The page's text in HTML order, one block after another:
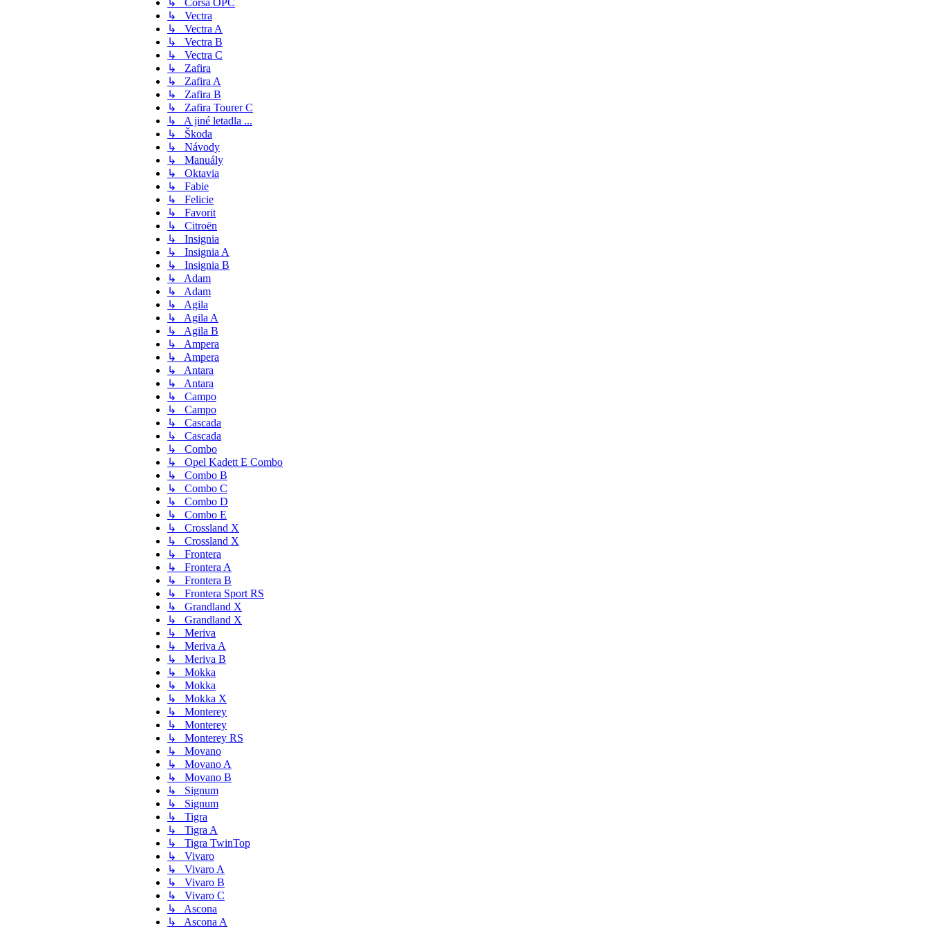
↳ Corsa OPC
↳ Vectra
↳ Vectra A
↳ Vectra B
↳ Vectra C
↳ Zafira
↳ Zafira A
↳ Zafira B
↳ Zafira Tourer C
↳ A jiné letadla ...
↳ Škoda
↳ Návody
↳ Manuály
↳ Oktavia
↳ Fabie
↳ Felicie
↳ Favorit
↳ Citroën
↳ Insignia
↳ Insignia A
↳ Insignia B
↳ Adam
↳ Adam
↳ Agila
↳ Agila A
↳ Agila B
↳ Ampera
↳ Ampera
↳ Antara
↳ Antara
↳ Campo
↳ Campo
↳ Cascada
↳ Cascada
↳ Combo
↳ Opel Kadett E Combo
↳ Combo B
↳ Combo C
↳ Combo D
↳ Combo E
↳ Crossland X
↳ Crossland X
↳ Frontera
↳ Frontera A
↳ Frontera B
↳ Frontera Sport RS
↳ Grandland X
↳ Grandland X
↳ Meriva
↳ Meriva A
↳ Meriva B
↳ Mokka
↳ Mokka
↳ Mokka X
↳ Monterey
↳ Monterey
↳ Monterey RS
↳ Movano
↳ Movano A
↳ Movano B
↳ Signum
↳ Signum
↳ Tigra
↳ Tigra A
↳ Tigra TwinTop
↳ Vivaro
↳ Vivaro A
↳ Vivaro B
↳ Vivaro C
↳ Ascona
↳ Ascona A